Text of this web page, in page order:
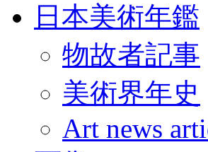
日本美術年鑑
物故者記事
美術界年史
Art news